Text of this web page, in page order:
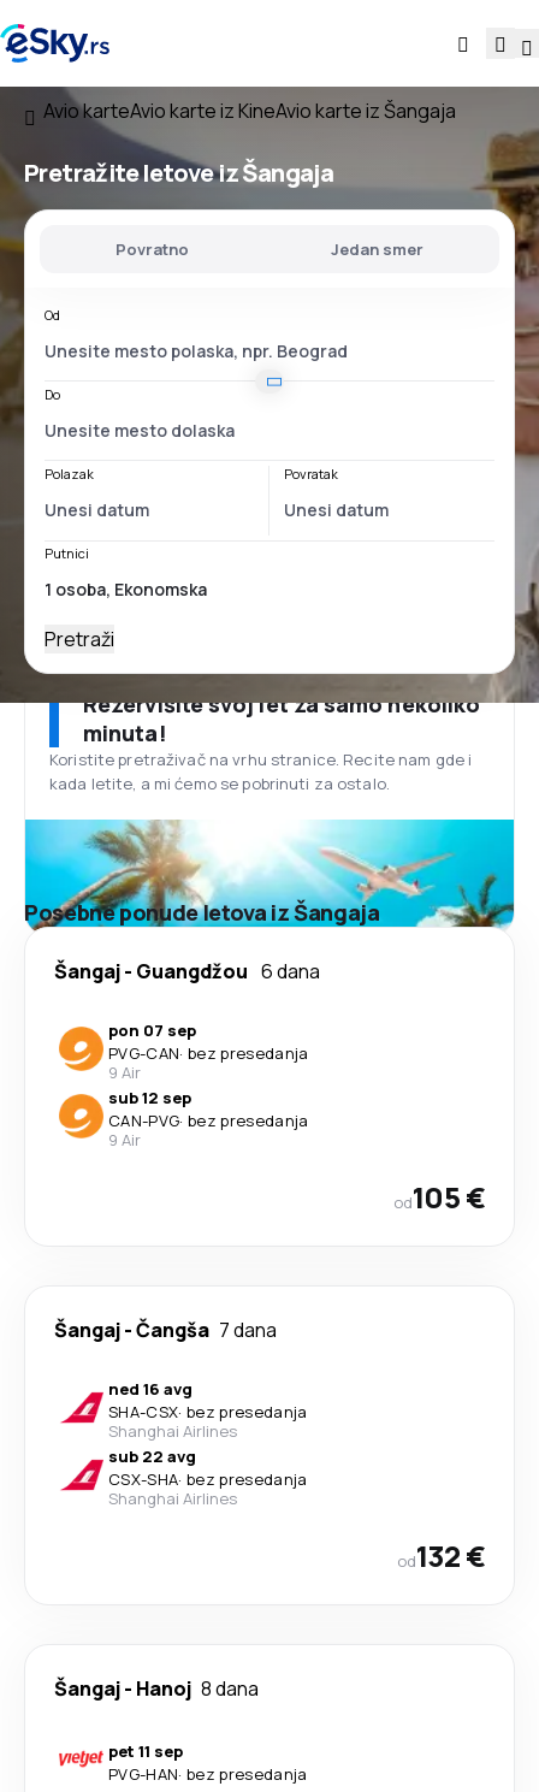
Avio karteAvio karte iz KineAvio karte iz Šangaja
Pretražite letoveiz Šangaja
Povratno Jedan smer
Od
Do
Polazak Povratak
Putnici
Pretraži
Rezervišite svoj let za samo nekoliko
minuta!
Koristite pretraživač na vrhu stranice. Recite nam gde i
kada letite, a mi ćemo se pobrinuti za ostalo.
Posebne ponude letova iz Šangaja
Šangaj- Guangdžou 6 dana
pon 07 sep
PVG-CAN· bez presedanja
9 Air
sub 12 sep
CAN-PVG· bez presedanja
9 Air
od105 €
Šangaj-Čangša 7 dana
ned 16 avg
SHA-CSX· bez presedanja
Shanghai Airlines
sub 22 avg
CSX-SHA· bez presedanja
Shanghai Airlines
od132 €
Šangaj- Hanoj 8 dana
pet 11 sep
PVG-HAN· bez presedanja